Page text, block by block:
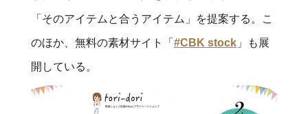
「そのアイテムと合うアイテム」を提案する。こ
のほか、無料の素材サイト「 #CBK stock」も展
開している。